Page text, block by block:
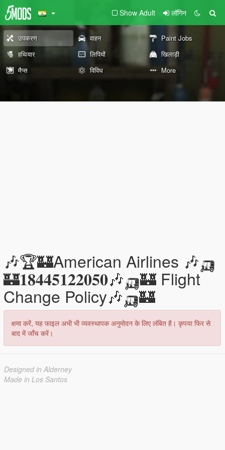
Show Adult लॉगिन
उपकरण वाहन
Paint Jobs
हथियार
लिपियों
खिलाड़ी
मैप्स
विविध More
🎶🏆🏰American Airlines 🎶🛺
🏰𝟏𝟖𝟒𝟒𝟓𝟏𝟐𝟐𝟎𝟓𝟎🎶🛺🏰 Flight
Change Policy🎶🛺🏰
क्षमा करें, यह फाइल अभी भी व्यवस्थापक अनुमोदन के लिए लंबित है। कृपया फिर से
बाद में जाँच करें।
Designed in Alderney
Made in Los Santos